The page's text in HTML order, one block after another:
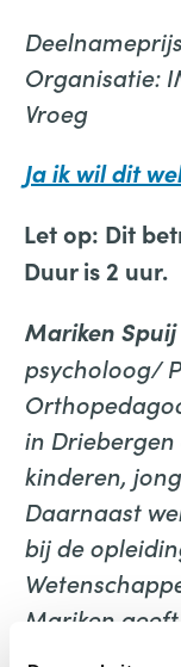
Organisatie:
Vroeg
Ja ik wil dit
Let op: Dit
Duur is 2 uur.
Mariken Spuij
psycholoog/
in Driebergen
kinderen,
Daarnaast
bij de
Mariken